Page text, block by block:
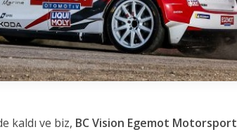
kaldı ve biz, BC Vision Egemot Motorsport